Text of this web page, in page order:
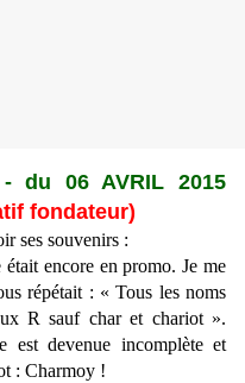
du 06 AVRIL 2015
fondateur)
ses souvenirs :
encore en promo. Je me
répétait : « Tous les noms
R sauf char et chariot ».
est devenue incomplète et
: Charmoy !